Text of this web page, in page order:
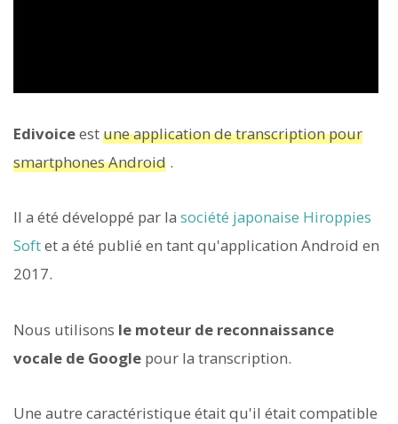
Edivoiceestune application de transcription pour
smartphones Android .
Il a été développé par la société japonaise Hiroppies
Softet a été publié en tant qu'application Android en
2017.
Nous utilisons le moteur de reconnaissance
vocale de Google pour la transcription.
Une autre caractéristique était qu'il était compatible